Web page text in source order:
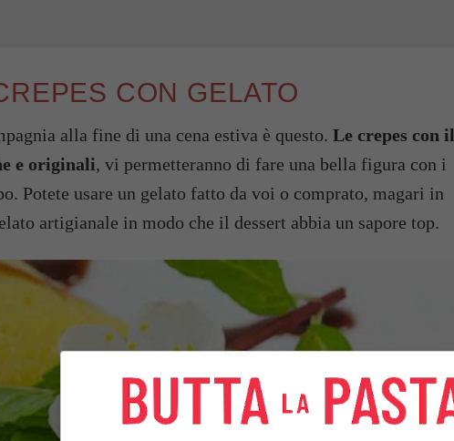
CON GELATO
alla fine di una cena estiva è questo. Le crepes con il
e originali, vi permetteranno di fare una bella figura con i
Potete usare un gelato fatto da voi o comprato, magari in
artigianale in modo che il dessert abbia un sapore top.